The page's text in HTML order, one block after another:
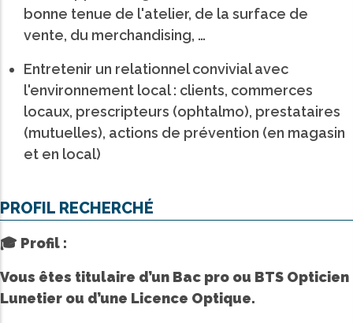
bonne tenue de l'atelier, de la surface de
vente, du merchandising, …
Entretenir un relationnel convivial avec
l'environnement local : clients, commerces
locaux, prescripteurs (ophtalmo), prestataires
(mutuelles), actions de prévention (en magasin
et en local)
PROFIL RECHERCHÉ
🎓 Profil :
Vous êtes titulaire d’un Bac pro ou BTS Opticien
Lunetier ou d’une Licence Optique.